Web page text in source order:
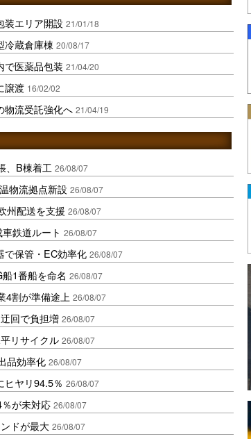
装エリア開設 21/01/18
冷蔵倉庫棟 20/08/17
で医薬品包装 21/04/20
譲渡 16/02/02
物流受託強化へ 21/04/19
、B棟着工 26/08/07
物流拠点新設 26/08/07
州配送を支援 26/08/07
鉄道ルート 26/08/07
で保管・EC効率化 26/08/07
1番船を命名 26/08/07
4割が準備途上 26/08/07
回で負担増 26/08/07
リサイクル 26/08/07
品効率化 26/08/07
ヒヤリ94.5％ 26/08/07
が未対応 26/08/07
ドが最大 26/08/07